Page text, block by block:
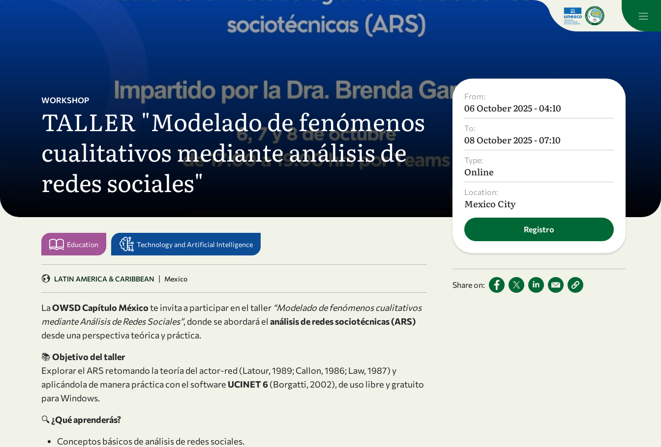
WORKSHOP
TALLER "Modelado de fenómenos
cualitativos mediante análisis de
redes sociales"
From:
06 October 2025 - 04:10
To:
08 October 2025 - 07:10
Type:
Online
Location:
Mexico City
Registro
Share on:
Education Technology and Artificial Intelligence
LATIN AMERICA & CARIBBEAN | Mexico
LaOWSD Capítulo Méxicote invita a participar en el taller “Modelado de fenómenos cualitativos
mediante Análisis de Redes Sociales”, donde se abordará el análisis de redes sociotécnicas (ARS)
desde una perspectiva teórica y práctica.
📚Objetivo del taller
Explorar el ARS retomando la teoría del actor-red (Latour, 1989; Callon, 1986; Law, 1987) y
aplicándola de manera práctica con el software UCINET 6(Borgatti, 2002), de uso libre y gratuito
para Windows.
🔍¿Qué aprenderás?
Conceptos básicos de análisis de redes sociales.